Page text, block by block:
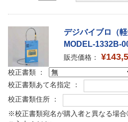
デジバイブロ（
MODEL-1332B-
販売価格：
校正書類 ：
校正書類あて名指定 ：
校正書類住所 ：
※校正書類宛名が購入者と異なる場